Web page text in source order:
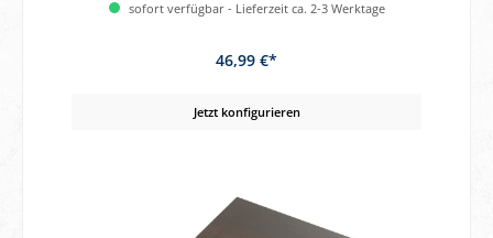
sofort verfügbar - Lieferzeit ca. 2-3 Werktage
46,99 €*
Jetzt konfigurieren